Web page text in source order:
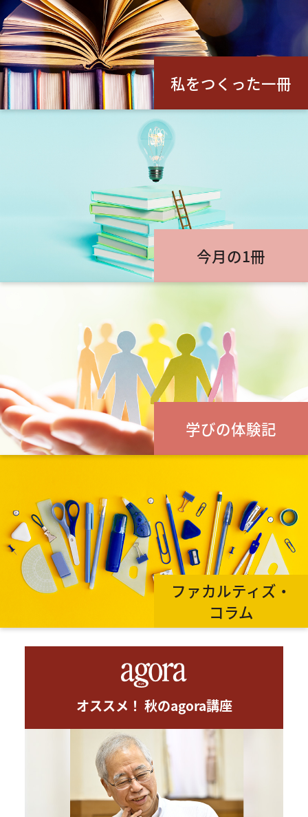
私をつくった一冊
今月の1冊
学びの体験記
ファカルティズ・
コラム
オススメ！ 秋のagora講座